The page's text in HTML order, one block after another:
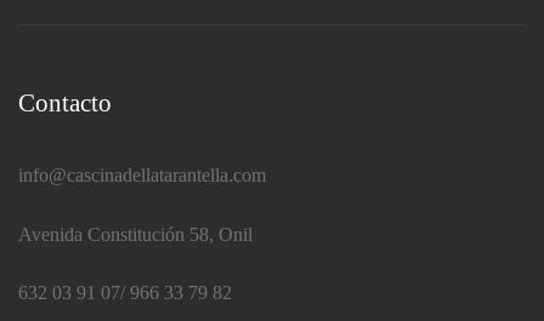
Contacto
info@cascinadellatarantella.com
Avenida Constitución 58, Onil
632 03 91 07/ 966 33 79 82